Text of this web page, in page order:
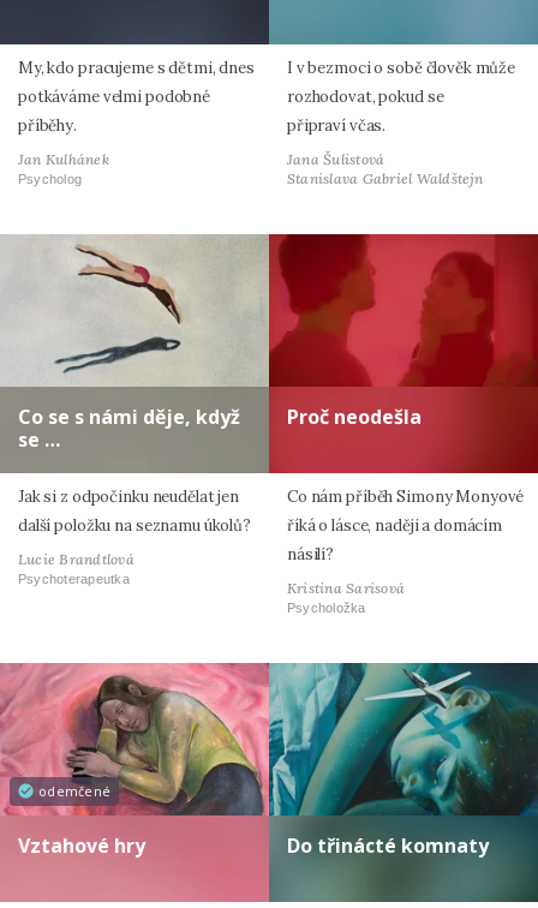
My, kdo pracujeme s dětmi, dnes
potkáváme velmi podobné
příběhy.
Jan Kulhánek
Psycholog
I v bezmoci o sobě člověk může
rozhodovat, pokud se
připraví včas.
Jana Šulistová
Stanislava Gabriel Waldštejn
Co se s námi děje, když
se …
Jak si z odpočinku neudělat jen
další položku na seznamu úkolů?
Lucie Brandtlová
Psychoterapeutka
Proč neodešla
Co nám příběh Simony Monyové
říká o lásce, naději a domácím
násilí?
Kristina Sarisová
Psycholožka
odemčené
Vztahové hry Do třinácté komnaty